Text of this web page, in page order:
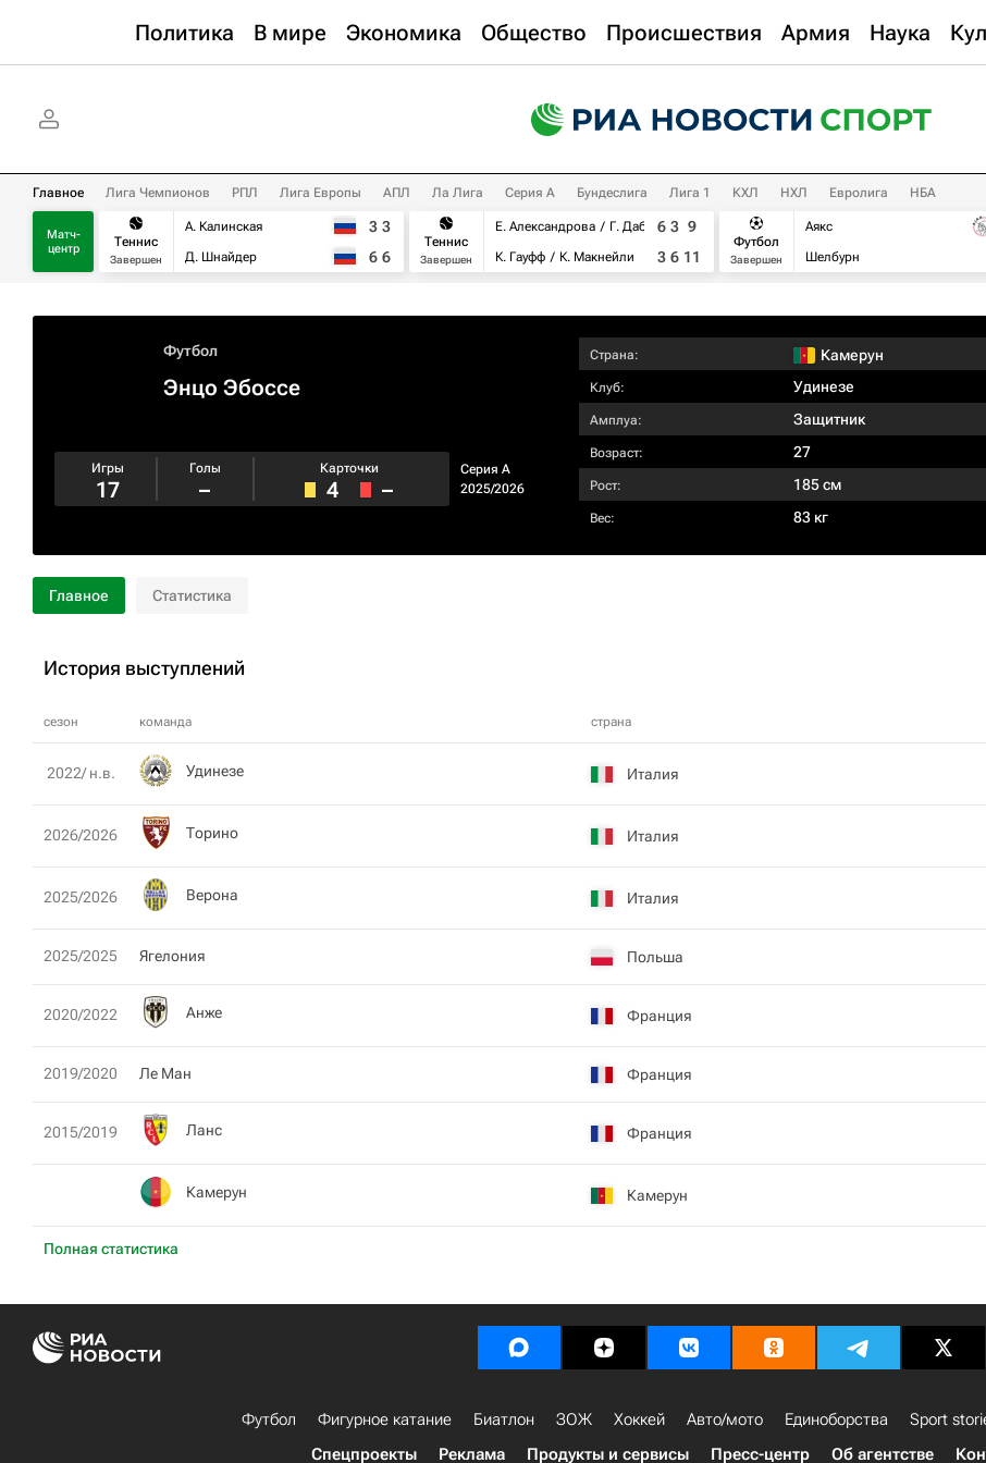
Политика В мире Экономика Общество Происшествия Армия Наука
Главное Лига Чемпионов РПЛ Лига Европы АПЛ Ла Лига Серия А Бундеслига Лига 1 КХЛ НХЛ Евролига НБА
Матч-
центр
Теннис
Завершен
А. Калинская
Д. Шнайдер
3 3
6 6
Теннис
Завершен
Е. Александрова
Г. Дабровски
К. Гауфф
К. Макнейли
6 3 9
3 6 11
Футбол
Завершен
Аякс
Шелбурн
Футбол
Энцо Эбоссе
Серия А
2025/2026
Игры
17
Голы
–
Карточки
4 –
Страна: Камерун
Клуб: Удинезе
Амплуа: Защитник
Возраст: 27
Рост: 185 см
Вес: 83 кг
Главное Статистика
История выступлений
сезон команда страна
Полная статистика
2022/ н.в. Удинезе Италия
2026/2026 Торино Италия
2025/2026 Верона Италия
2025/2025 Ягелония Польша
2020/2022 Анже Франция
2019/2020 Ле Ман Франция
2015/2019 Ланс Франция
Камерун Камерун
Футбол Фигурное катание Биатлон ЗОЖ Хоккей Авто/мото Единоборства Sport
Спецпроекты
Реклама Продукты и сервисы Пресс-центр Об агентстве